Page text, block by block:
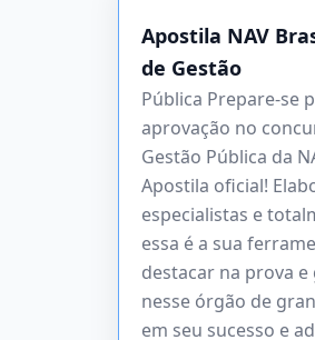
Apostila NAV
de Gestão
Pública Prepare-se
aprovação no
Gestão Pública da
Apostila oficial!
especialistas e
essa é a sua
destacar na prova
nesse órgão de
em seu sucesso e